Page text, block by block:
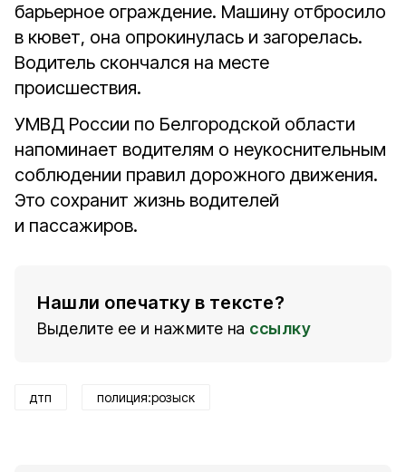
барьерное ограждение. Машину отбросило
в кювет, она опрокинулась и загорелась.
Водитель скончался на месте
происшествия.
УМВД России по Белгородской области
напоминает водителям о неукоснительным
соблюдении правил дорожного движения.
Это сохранит жизнь водителей
и пассажиров.
Нашли опечатку в тексте?
Выделите ее и нажмите на ссылку
дтп полиция:розыск